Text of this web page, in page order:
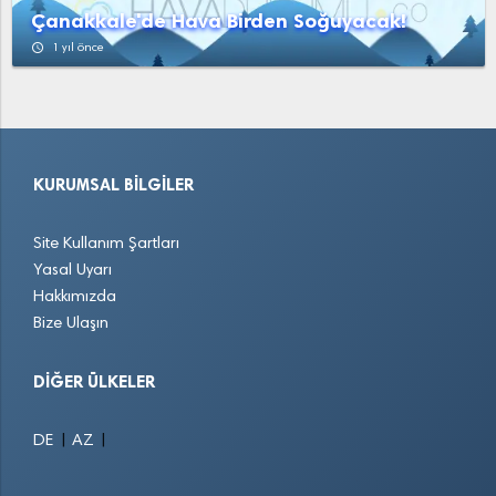
Çanakkale'de Hava Birden Soğuyacak!
access_time 1 yıl önce
KURUMSAL BILGILER
Site Kullanım Şartları
Yasal Uyarı
Hakkımızda
Bize Ulaşın
DIĞER ÜLKELER
DE AZ